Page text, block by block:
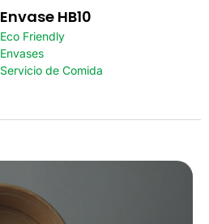
Envase HB10
Eco Friendly
Envases
Servicio de Comida